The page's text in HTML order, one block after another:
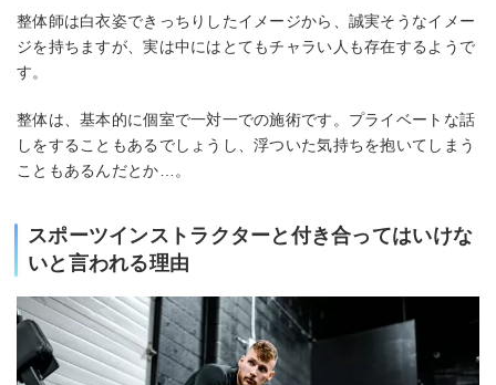
整体師は白衣姿できっちりしたイメージから、誠実そうなイメー
ジを持ちますが、実は中にはとてもチャラい人も存在するようで
す。
整体は、基本的に個室で一対一での施術です。プライベートな話
しをすることもあるでしょうし、浮ついた気持ちを抱いてしまう
こともあるんだとか…。
スポーツインストラクターと付き合ってはいけな
いと言われる理由